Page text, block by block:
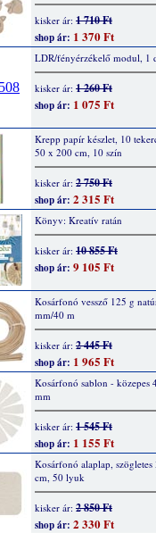
kisker ár: 1 710 Ft
shop ár: 1 370 Ft
LDR/fényérzékelő modul, 1
kisker ár: 1 260 Ft
shop ár: 1 075 Ft
Krepp papír készlet, 10
50 x 200 cm, 10 szín
kisker ár: 2 750 Ft
shop ár: 2 315 Ft
Könyv: Kreatív ratán
kisker ár: 10 855 Ft
shop ár: 9 105 Ft
Kosárfonó vessző 125 g
mm/40 m
kisker ár: 2 445 Ft
shop ár: 1 965 Ft
Kosárfonó sablon - közepes
mm
kisker ár: 1 545 Ft
shop ár: 1 155 Ft
Kosárfonó alaplap,
cm, 50 lyuk
kisker ár: 2 850 Ft
shop ár: 2 330 Ft